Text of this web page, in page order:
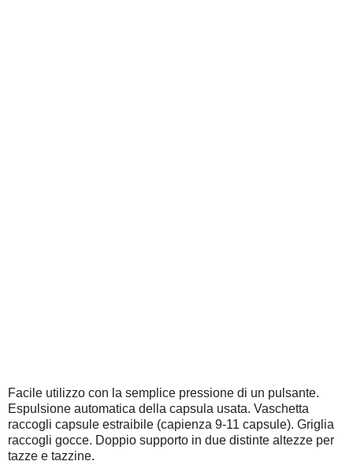
Facile utilizzo con la semplice pressione di un pulsante.
Espulsione automatica della capsula usata. Vaschetta
raccogli capsule estraibile (capienza 9-11 capsule). Griglia
raccogli gocce. Doppio supporto in due distinte altezze per
tazze e tazzine.